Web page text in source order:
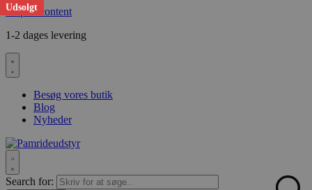
Skip to content
1-2 dages levering
Besøg vores butik
Blog
Nyheder
Search for:
Udsolgt